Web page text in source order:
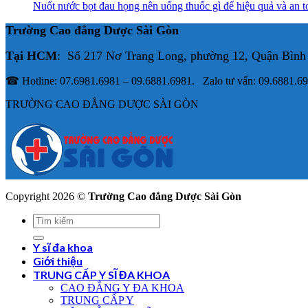
Nuốt nước bọt đau họng nên uống thuốc gì để hiệu quả và an
Trường Cao đẳng Dược Sài Gòn
Tại HCM: Số 217 Nơ Trang Long, phường 12, Quận
☎ Hotline: 07.6981.6981 – 09.6881.6981. Zalo tư vấn:
TRƯỜNG CAO ĐẲNG DƯỢC SÀI GÒN
Copyright 2026 © Trường Cao đẳng Dược Sài Gòn
Y sĩ đa khoa
Giới thiệu
TRUNG CẤP Y SĨ ĐA KHOA
CAO ĐẲNG Y ĐA KHOA
TRUNG CẤP Y